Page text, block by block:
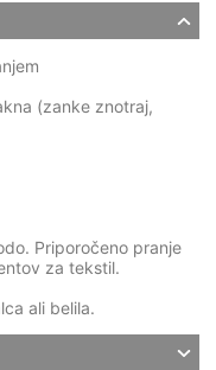
(zanke znotraj,
Priporočeno pranje
za tekstil.
ali belila.